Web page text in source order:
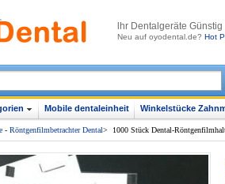
lhr Dentalgeräte
Neu auf oyodental.de? Hot
Mobile dentaleinheit Winkelstücke
- Röntgenfilmbetrachter Dental> 1000 Stück Dental-